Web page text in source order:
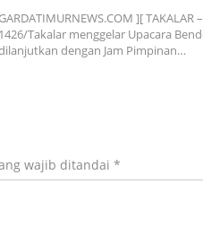
GARDATIMURNEWS.COM ][ TAKALAR
1426/Takalar menggelar Upacara
dengan Jam Pimpinan…
wajib ditandai *